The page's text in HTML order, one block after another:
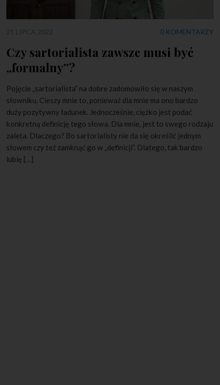
0 KOMENTARZY
Czy sartorialista zawsze musi być
„formalny”?
Pojęcie „sartorialista” na dobre zadomowiło się w naszym
słowniku. Cieszy mnie to, ponieważ dla mnie ma ono bardzo
duży pozytywny ładunek. Jednocześnie, ciężko jest podać
konkretną definicję tego słowa. Dla mnie, jest to swego rodzaju
zaleta. Dlaczego? Bo sartorialisty nie da się określić jednym
słowem czy też zamknąć go w „definicji”. Dlatego, tak bardzo
lubię […]